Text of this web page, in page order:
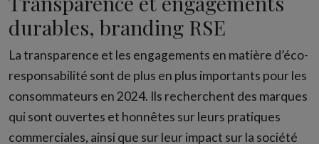
durables, branding RSE
La transparence et les engagements en matière d’éco-
responsabilité sont de plus en plus importants pour les
consommateurs en 2024. Ils recherchent des marques
qui sont ouvertes et honnêtes sur leurs pratiques
commerciales, ainsi que sur leur impact sur la société